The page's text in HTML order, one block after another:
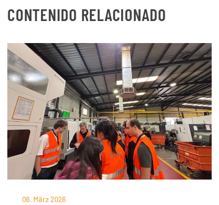
CONTENIDO RELACIONADO
06. März 2026